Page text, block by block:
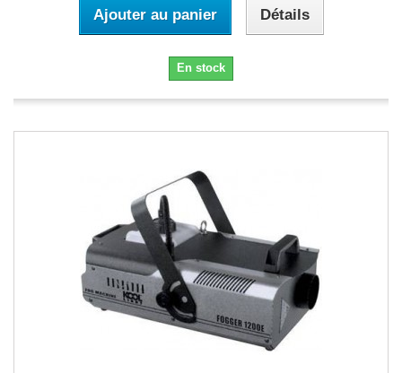
Ajouter au panier Détails
En stock